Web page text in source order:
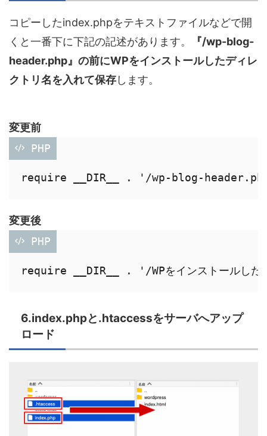
コピーしたindex.phpをテキストファイルなどで開
くと一番下に下記の記述があります。
『/wp-blog-
header.php』の前にWPをインストールしたディレ
クトリ名を入れて保存します。
変更前
PHP
変更後
PHP
6.index.phpと.htaccessをサーバへアップ
ロード